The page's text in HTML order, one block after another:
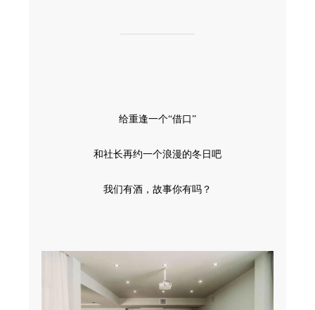
给重逢一个“借口”
和社长再约一个浪漫的冬日吧
我们有酒，故事你有吗？